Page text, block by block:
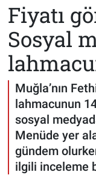
Fiyatı
Sosyal
Muğla’nın
lahmacunun
sosyal
Menüde yer
gündem
ilgili inceleme
DÜNYA
SAĞLIK
MAGAZİN
KADIN
TEKNOLOJİ
YEMEK
Eskişehir
Eskişehir
Süper Lig
Tüm
Son Dakika
Haber Arşivi